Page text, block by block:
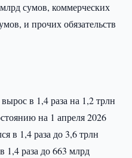
сумов, коммерческих
и прочих обязательств
в 1,4 раза на 1,2 трлн
на 1 апреля 2026
в 1,4 раза до 3,6 трлн
1,4 раза до 663 млрд